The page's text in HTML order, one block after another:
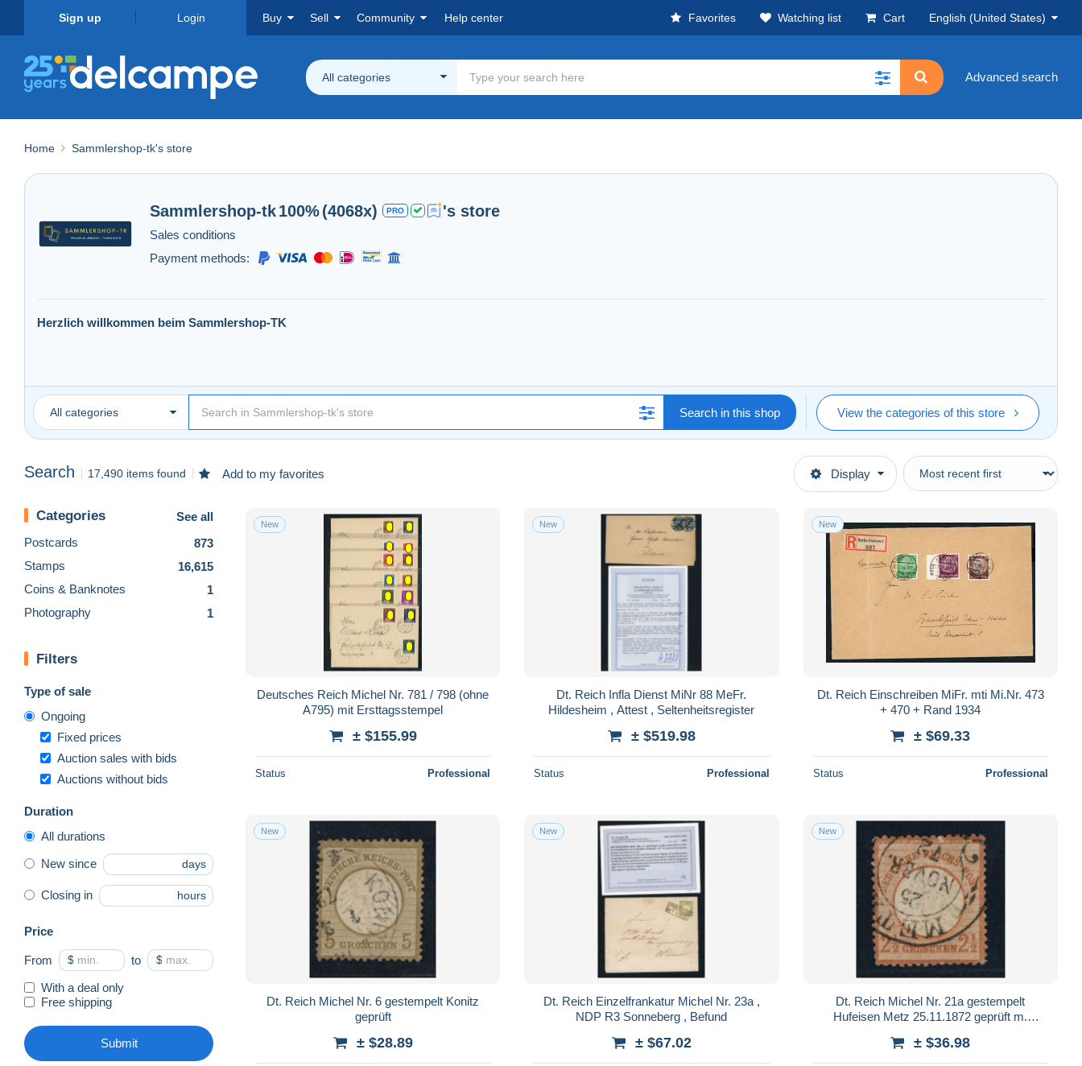
Sign up Login Buy Sell Community Help center Favorites Watching list Cart English (United States)
All categories Advanced search
Home Sammlershop-tk's store
Sammlershop-tk100%(4068x) PRO 's store
Sales conditions
Payment methods:
Herzlich willkommen beim Sammlershop-TK
All categories Search in this shop View the categories of this store
Search 17,490 items found Add to my favorites Display
Categories
See all
Postcards
873
Stamps
16,615
Coins & Banknotes
1
Photography
1
Filters
Type of sale
Ongoing
Fixed prices
Auction sales with bids
Auctions without bids
Duration
All durations
New since days
Closing in hours
Price
From $ to $
With a deal only
Free shipping
Submit
New
Deutsches Reich Michel Nr. 781 / 798 (ohne
A795) mit Ersttagsstempel
± $155.99
Status Professional
New
Dt. Reich Infla Dienst MiNr 88 MeFr.
Hildesheim , Attest , Seltenheitsregister
± $519.98
Status Professional
New
Dt. Reich Einschreiben MiFr. mti Mi.Nr. 473
+ 470 + Rand 1934
± $69.33
Status Professional
New
Dt. Reich Michel Nr. 6 gestempelt Konitz
geprüft
± $28.89
New
Dt. Reich Einzelfrankatur Michel Nr. 23a ,
NDP R3 Sonneberg , Befund
± $67.02
New
Dt. Reich Michel Nr. 21a gestempelt
Hufeisen Metz 25.11.1872 geprüft m.
± $36.98